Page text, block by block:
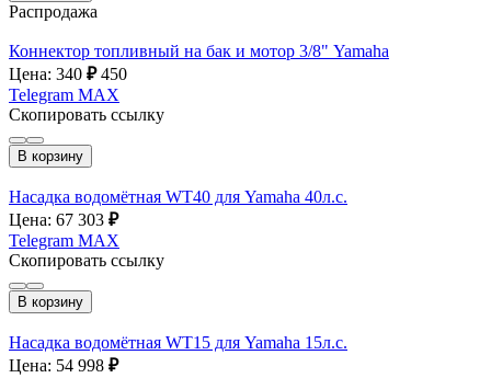
Распродажа
Коннектор топливный на бак и мотор 3/8" Yamaha
Цена: 340 ₽ 450
Telegram MAX
Скопировать ссылку
В корзину
Насадка водомётная WT40 для Yamaha 40л.с.
Цена: 67 303 ₽
Telegram MAX
Скопировать ссылку
В корзину
Насадка водомётная WT15 для Yamaha 15л.с.
Цена: 54 998 ₽